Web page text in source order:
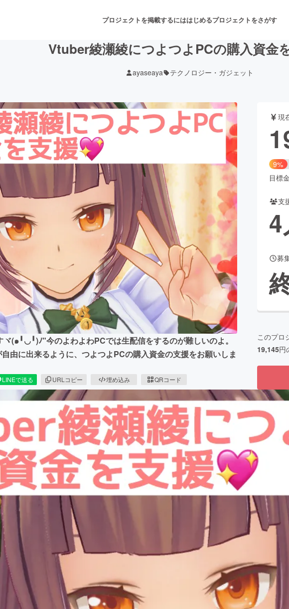
プロジェクトを掲載するにははじめるプロジェクトをさがす
音楽 舞台・パフォーマン
ジェット ゲーム・サービス開発 フード・飲食店
書籍・雑誌出版 アニメ・漫画
チャレンジ ビューティー・ヘル
域活性化
CAMPFIRE for Social Good
CAMPFIRE Creation
CAMPFIREふるさと納税
machi-yaコミュニティ
Vtuber綾瀬綾につよつよPCの購入資金
ayaseaya テクノロジー・ガジェット
(๑╹◡╹)ﾉ"今のよわよわPCでは生配信をするのが難しいのよ。
由に出来るように、つよつよPCの購入資金の支援をお願いしま
LINEで送る URLコピー 埋め込み QRコード
現
9%
目標
支
4
募
このプロ
19,145円